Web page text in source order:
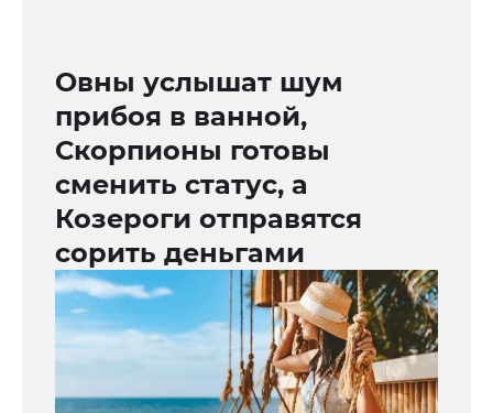
Овны услышат шум
прибоя в ванной,
Скорпионы готовы
сменить статус, а
Козероги отправятся
сорить деньгами